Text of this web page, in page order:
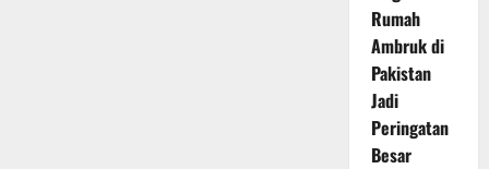
Rumah
Ambruk di
Pakistan
Jadi
Peringatan
Besar